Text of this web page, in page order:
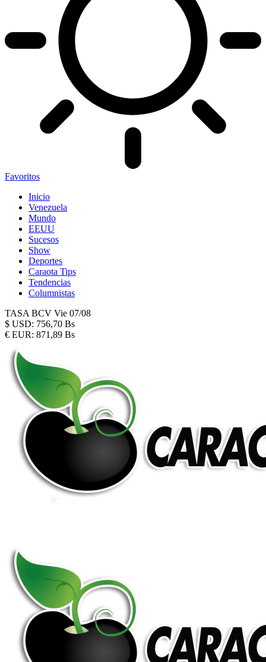
Favoritos
Inicio
Venezuela
Mundo
EEUU
Sucesos
Show
Deportes
Caraota Tips
Tendencias
Columnistas
TASA BCV Vie 07/08
$ USD: 756,70 Bs
€ EUR: 871,89 Bs